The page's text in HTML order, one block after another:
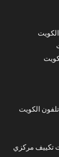
الكويت
تكييف مركزي